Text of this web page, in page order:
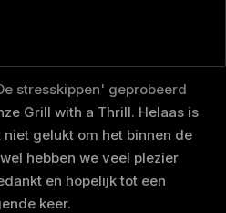
stresskippen' geprobeerd
Grill with a Thrill. Helaas is
gelukt om het binnen de
hebben we veel plezier
en hopelijk tot een
keer.